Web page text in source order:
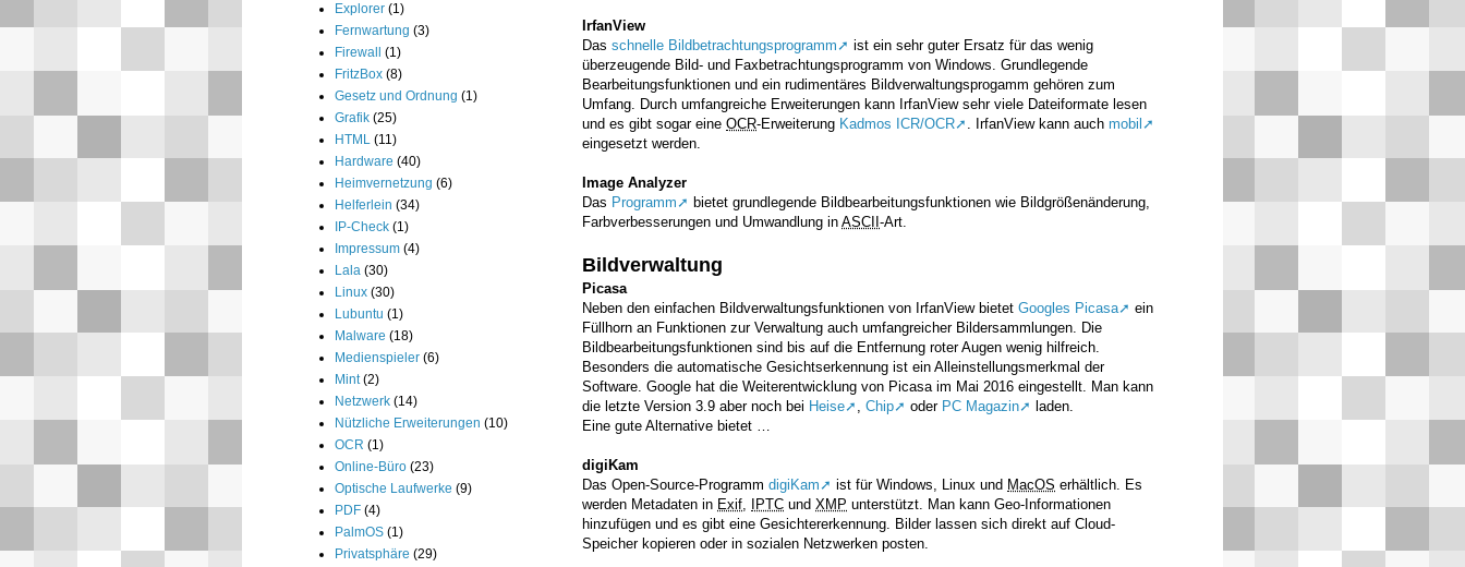
IrfanView
Das schnelle Bildbetrachtungsprogramm
ist ein sehr guter Ersatz für das wenig
überzeugende Bild- und Faxbetrachtungsprogramm von Windows. Grundlegende
Bearbeitungsfunktionen und ein rudimentäres Bildverwaltungsprogamm gehören zum
Umfang. Durch umfangreiche Erweiterungen kann IrfanView sehr viele Dateiformate lesen
und es gibt sogar eine OCR-Erweiterung Kadmos ICR/OCR . IrfanView kann auch mobil
eingesetzt werden.
Image Analyzer
Das Programm
bietet grundlegende Bildbearbeitungsfunktionen wie Bildgrößenänderung,
Farbverbesserungen und Umwandlung in ASCII -Art.
Bildverwaltung
Picasa
Neben den einfachen Bildverwaltungsfunktionen von IrfanView bietet Googles Picasa
ein
Füllhorn an Funktionen zur Verwaltung auch umfangreicher Bildersammlungen. Die
Bildbearbeitungsfunktionen sind bis auf die Entfernung roter Augen wenig hilfreich.
Besonders die automatische Gesichtserkennung ist ein Alleinstellungsmerkmal der
Software. Google hat die Weiterentwicklung von Picasa im Mai 2016 eingestellt. Man kann
die letzte Version 3.9 aber noch bei Heise , Chip oder PC Magazin
laden.
Eine gute Alternative bietet …
digiKam
Das Open-Source-Programm digiKam ist für Windows, Linux und MacOS erhältlich. Es
werden Metadaten in Exif, IPTC und XMP unterstützt. Man kann Geo-Informationen
hinzufügen und es gibt eine Gesichtererkennung. Bilder lassen sich direkt auf Cloud-
Speicher kopieren oder in sozialen Netzwerken posten.
Explorer (1)
Fernwartung (3)
Firewall
(1)
FritzBox (8)
Gesetz und Ordnung (1)
Grafik (25)
HTML (11)
Hardware (40)
Heimvernetzung (6)
Helferlein (34)
IP-Check (1)
Impressum (4)
Lala (30)
Linux (30)
Lubuntu (1)
Malware (18)
Medienspieler (6)
Mint (2)
Netzwerk (14)
Nützliche Erweiterungen (10)
OCR (1)
Online-Büro (23)
Optische Laufwerke (9)
PDF (4)
PalmOS (1)
Privatsphäre (29)